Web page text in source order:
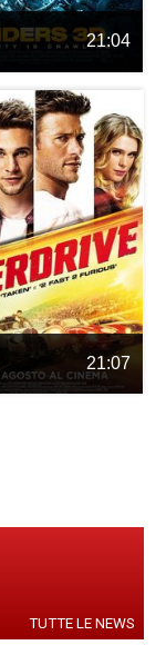
21:04
21:07
TUTTE LE NEWS